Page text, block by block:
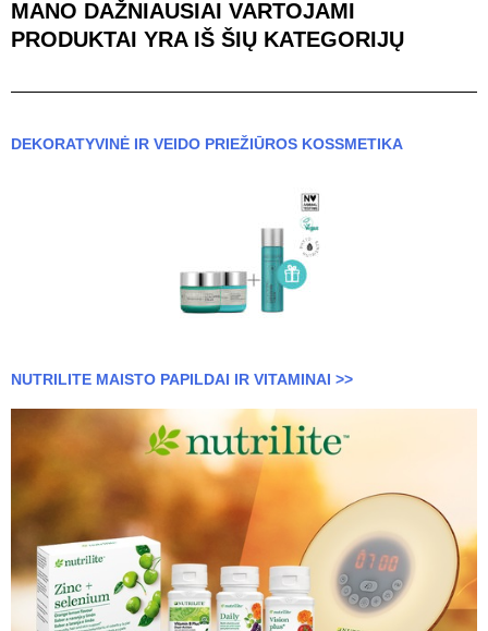
MANO DAŽNIAUSIAI VARTOJAMI
PRODUKTAI YRA IŠ ŠIŲ KATEGORIJŲ
DEKORATYVINĖ IR VEIDO PRIEŽIŪROS KOSSMETIKA
NUTRILITE MAISTO PAPILDAI IR VITAMINAI >>